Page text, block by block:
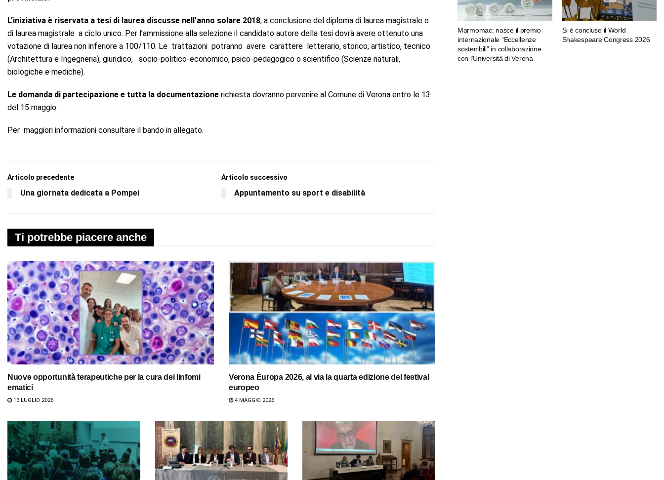
L’iniziativa è riservata a tesi di laurea discusse nell’anno solare 2018, a conclusione del diploma di laurea magistrale o
di laurea magistrale a ciclo unico. Per l’ammissione alla selezione il candidato autore della tesi dovrà avere ottenuto una
votazione di laurea non inferiore a 100/110. Le trattazioni potranno avere carattere letterario, storico, artistico, tecnico
(Architettura e Ingegneria), giuridico, socio-politico-economico, psico-pedagogico o scientifico (Scienze naturali,
biologiche e mediche).
Le domanda di partecipazione e tutta la documentazione richiesta dovranno pervenire al Comune di Verona entro le 13
del 15 maggio.
Per maggiori informazioni consultare il bando in allegato.
Articolo precedente
Una giornata dedicata a Pompei
Articolo successivo
Appuntamento su sport e disabilità
Ti potrebbe piacere anche
Nuove opportunità terapeutiche per la cura dei linfomi
ematici
13 LUGLIO 2026
Verona Èuropa 2026, al via la quarta edizione del festival
europeo
4 MAGGIO 2026
Marmomac: nasce il premio
internazionale “Eccellenze
sostenibili” in collaborazione
con l’Università di Verona
Si è concluso il World
Shakespeare Congress 2026